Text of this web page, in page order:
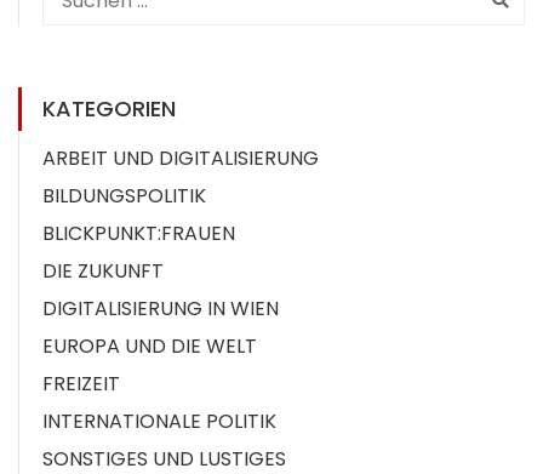
KATEGORIEN
ARBEIT UND DIGITALISIERUNG
BILDUNGSPOLITIK
BLICKPUNKT:FRAUEN
DIE ZUKUNFT
DIGITALISIERUNG IN WIEN
EUROPA UND DIE WELT
FREIZEIT
INTERNATIONALE POLITIK
SONSTIGES UND LUSTIGES